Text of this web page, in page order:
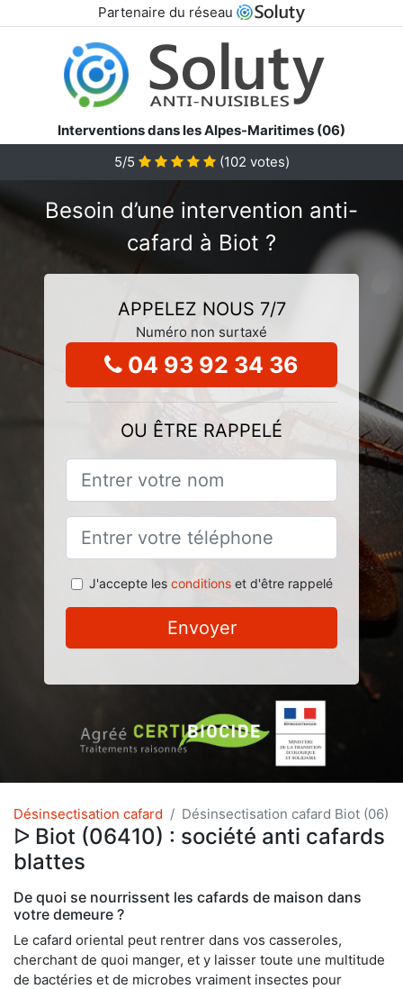
Partenaire du réseau
Interventions dans les Alpes-Maritimes (06)
5/5
(102 votes)
Besoin d’une intervention anti-
cafard à Biot ?
APPELEZ NOUS 7/7
Numéro non surtaxé
04 93 92 34 36
OU ÊTRE RAPPELÉ
J'accepte les conditionset d'être rappelé
Envoyer
Désinsectisation cafard Désinsectisation cafard Biot (06)
ᐅ Biot (06410) : société anti cafards
blattes
De quoi se nourrissent les cafards de maison dans
votre demeure ?
Le cafard oriental peut rentrer dans vos casseroles,
cherchant de quoi manger, et y laisser toute une multitude
de bactéries et de microbes vraiment insectes pour